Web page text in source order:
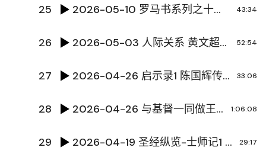
25 2026-05-10 罗马书系列之十二-全人类的起诉书 陈国辉传道 43:34
26 2026-05-03 人际关系 黄文超牧师 52:54
27 2026-04-26 启示录1 陈国辉传道 33:06
28 2026-04-26 与基督一同做王一千年 王占臣牧师 1:06:08
29 2026-04-19 圣经纵览-士师记1 陈国辉传道 29:17